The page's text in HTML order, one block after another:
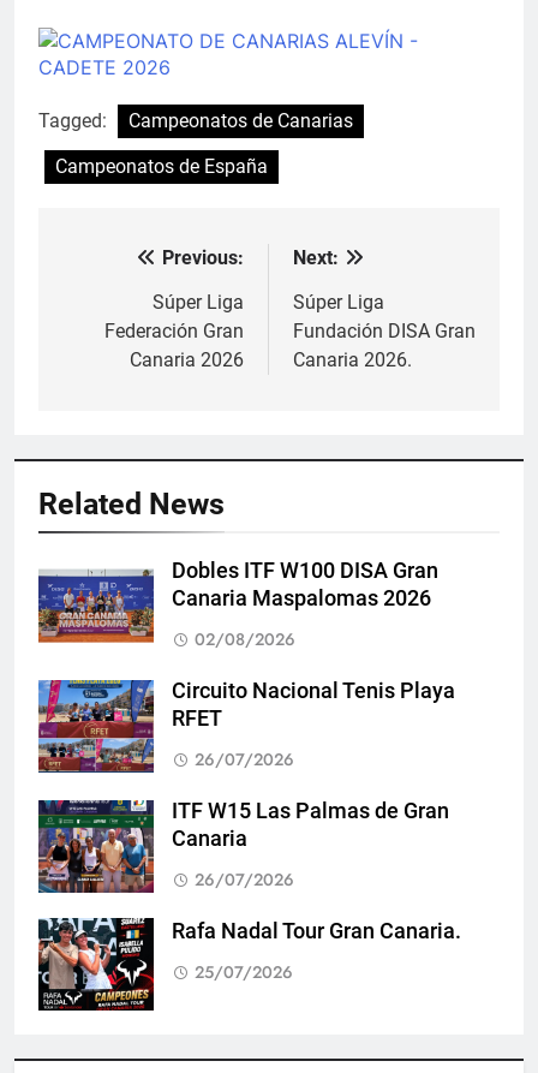
Tagged:
Campeonatos de Canarias
Campeonatos de España
Navegación
entradas
Previous:
Súper Liga
Federación Gran
Canaria 2026
Next:
Súper Liga
Fundación DISA Gran
Canaria 2026.
Related News
Dobles ITF W100 DISA Gran
Canaria Maspalomas 2026
02/08/2026
Circuito Nacional Tenis Playa
RFET
26/07/2026
ITF W15 Las Palmas de Gran
Canaria
26/07/2026
Rafa Nadal Tour Gran Canaria.
25/07/2026